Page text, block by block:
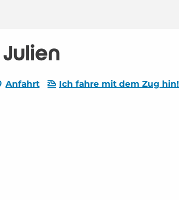
Julien
Anfahrt Ich fahre mit dem Zug hin!